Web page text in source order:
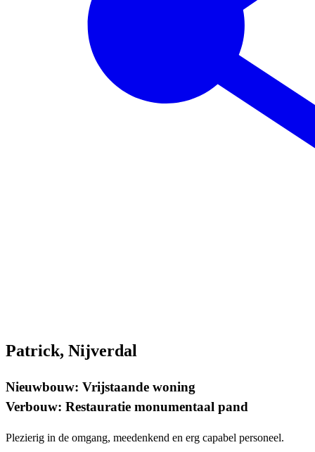
Patrick, Nijverdal
Nieuwbouw: Vrijstaande woning
Verbouw: Restauratie monumentaal pand
Plezierig in de omgang, meedenkend en erg capabel personeel.